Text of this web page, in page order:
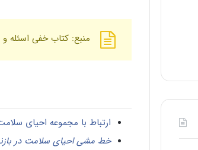
منبع: کتاب خفی اسئله
ارتباط با مجموعه احیای
خط مشی احیای سلامت در